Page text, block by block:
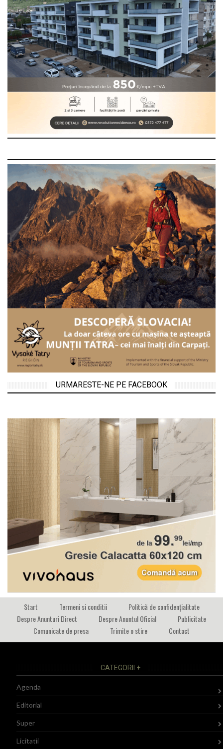
URMARESTE-NE PE FACEBOOK
Start Termeni si conditii
Politică de confidențialitate
Despre Anunturi Direct
Despre Anuntul Oficial
Publicitate
Comunicate de presa
Trimite o stire Contact
CATEGORII +
Agenda
Editorial
Super
Licitatii